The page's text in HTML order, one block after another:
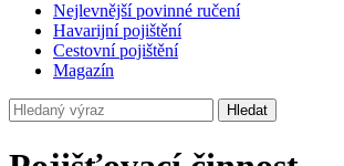
Nejlevnější povinné ručení
Havarijní pojištění
Cestovní pojištění
Magazín
Hledat